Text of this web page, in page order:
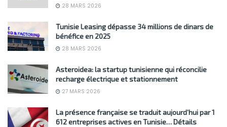
28 MARS 2026
Tunisie Leasing dépasse 34 millions de dinars de
bénéfice en 2025
28 MARS 2026
Asteroidea: la startup tunisienne qui réconcilie
recharge électrique et stationnement
27 MARS 2026
La présence française se traduit aujourd’hui par 1
612 entreprises actives en Tunisie… Détails